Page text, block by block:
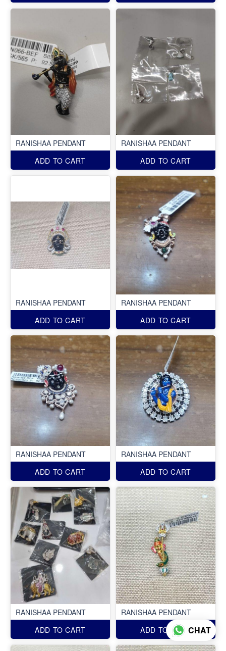
RANISHAA PENDANT
ADD TO CART
RANISHAA PENDANT
ADD TO CART
RANISHAA PENDANT
ADD TO CART
RANISHAA PENDANT
ADD TO CART
RANISHAA PENDANT
ADD TO CART
RANISHAA PENDANT
ADD TO CART
RANISHAA PENDANT
ADD TO CART
RANISHAA PENDANT
ADD TO CARTCHAT